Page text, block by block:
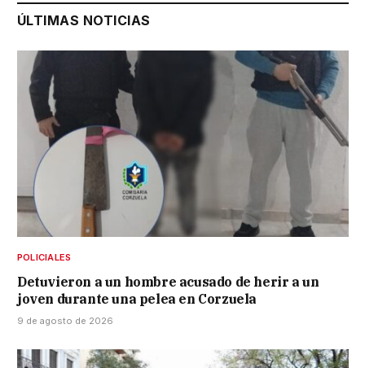
ÚLTIMAS NOTICIAS
POLICIALES
Detuvieron a un hombre acusado de herir a un
joven durante una pelea en Corzuela
9 de agosto de 2026